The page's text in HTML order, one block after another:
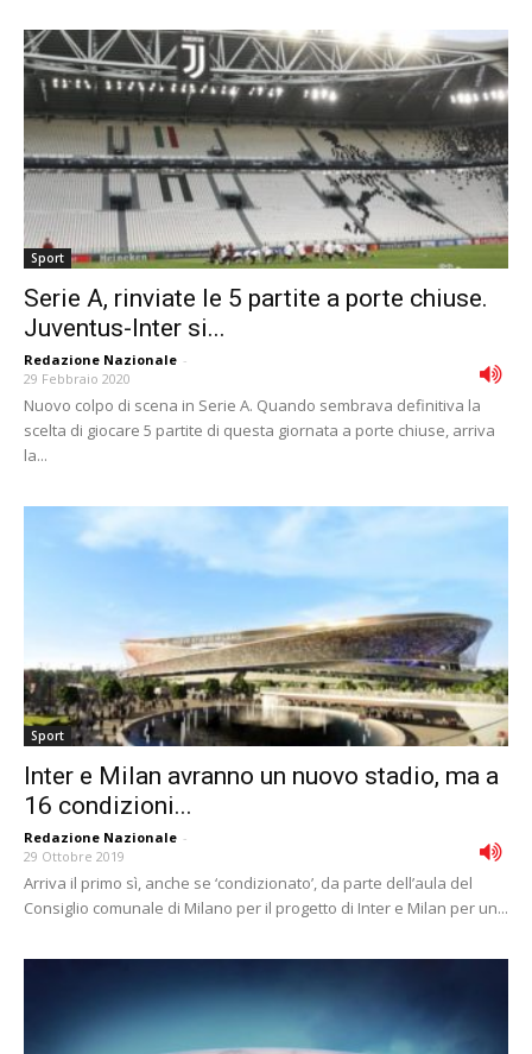
Sport
Serie A, rinviate le 5 partite a porte chiuse.
Juventus-Inter si...
Redazione Nazionale -
29 Febbraio 2020
Nuovo colpo di scena in Serie A. Quando sembrava definitiva la
scelta di giocare 5 partite di questa giornata a porte chiuse, arriva
la...
Sport
Inter e Milan avranno un nuovo stadio, ma a
16 condizioni...
Redazione Nazionale -
29 Ottobre 2019
Arriva il primo sì, anche se ‘condizionato’, da parte dell’aula del
Consiglio comunale di Milano per il progetto di Inter e Milan per un...